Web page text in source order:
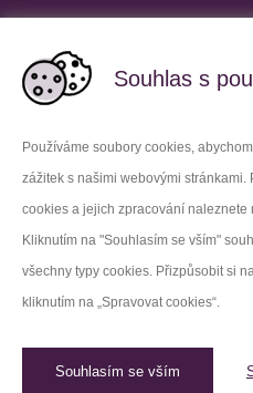
Souhlas s
Používáme soubory cookies,
zážitek s našimi webovými
cookies a jejich zpracování naleznete
Kliknutím na "Souhlasím se vším"
všechny typy cookies. Přizpůsobit si
kliknutím na „Spravovat cookies“.
Souhlasím se vším
Facebook
LinkedIn